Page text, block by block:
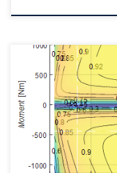
STRUČNĚ O
jeho pohonného